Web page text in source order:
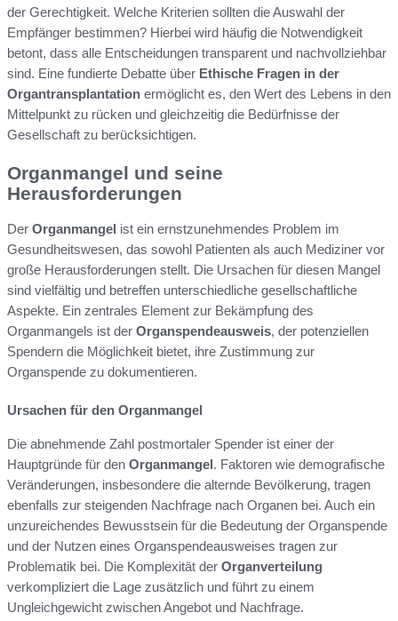
der Gerechtigkeit. Welche Kriterien sollten die Auswahl der
Empfänger bestimmen? Hierbei wird häufig die Notwendigkeit
betont, dass alle Entscheidungen transparent und nachvollziehbar
sind. Eine fundierte Debatte über Ethische Fragen in der
Organtransplantation ermöglicht es, den Wert des Lebens in den
Mittelpunkt zu rücken und gleichzeitig die Bedürfnisse der
Gesellschaft zu berücksichtigen.
Organmangel und seine
Herausforderungen
Der Organmangel ist ein ernstzunehmendes Problem im
Gesundheitswesen, das sowohl Patienten als auch Mediziner vor
große Herausforderungen stellt. Die Ursachen für diesen Mangel
sind vielfältig und betreffen unterschiedliche gesellschaftliche
Aspekte. Ein zentrales Element zur Bekämpfung des
Organmangels ist der Organspendeausweis, der potenziellen
Spendern die Möglichkeit bietet, ihre Zustimmung zur
Organspende zu dokumentieren.
Ursachen für den Organmangel
Die abnehmende Zahl postmortaler Spender ist einer der
Hauptgründe für den Organmangel. Faktoren wie demografische
Veränderungen, insbesondere die alternde Bevölkerung, tragen
ebenfalls zur steigenden Nachfrage nach Organen bei. Auch ein
unzureichendes Bewusstsein für die Bedeutung der Organspende
und der Nutzen eines Organspendeausweises tragen zur
Problematik bei. Die Komplexität der Organverteilung
verkompliziert die Lage zusätzlich und führt zu einem
Ungleichgewicht zwischen Angebot und Nachfrage.